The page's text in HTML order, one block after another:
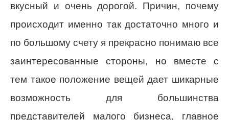
вкусный и очень дорогой. Причин, почему
происходит именно так достаточно много и
по большому счету я прекрасно понимаю все
заинтересованные стороны, но вместе с
тем такое положение вещей дает шикарные
возможность для большинства
представителей малого бизнеса, главное